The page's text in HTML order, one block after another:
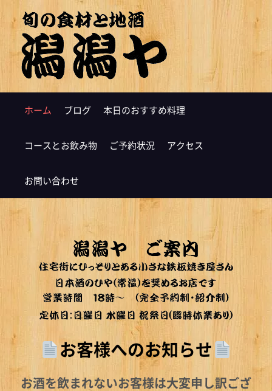
ホーム ブログ 本日のおすすめ料理
コースとお飲み物 ご予約状況 アクセス
お問い合わせ
お客様へのお知らせ
お酒を飲まれないお客様は大変申し訳ござ